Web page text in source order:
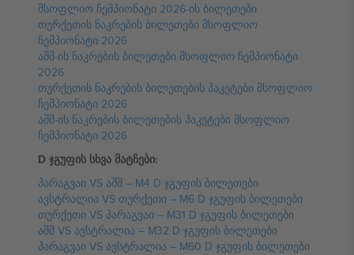
მსოფლიო ჩემპიონატი 2026-ის ბილეთები
თურქეთის ნაკრების ბილეთები მსოფლიო
ჩემპიონატი 2026
აშშ-ის ნაკრების ბილეთები მსოფლიო ჩემპიონატი
2026
თურქეთის ნაკრების ბილეთების პაკეტები მსოფლიო
ჩემპიონატი 2026
აშშ-ის ნაკრების ბილეთების პაკეტები მსოფლიო
ჩემპიონატი 2026
D ჯგუფის სხვა მატჩები:
პარაგვაი VS აშშ – M4 D ჯგუფის ბილეთები
ავსტრალია VS თურქეთი – M6 D ჯგუფის ბილეთები
თურქეთი VS პარაგვაი – M31 D ჯგუფის ბილეთები
აშშ VS ავსტრალია – M32 D ჯგუფის ბილეთები
პარაგვაი VS ავსტრალია – M60 D ჯგუფის ბილეთები